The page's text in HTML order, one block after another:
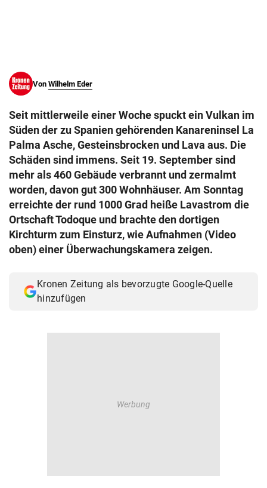
Von Wilhelm Eder
Seit mittlerweile einer Woche spuckt ein Vulkan im
Süden der zu Spanien gehörenden Kanareninsel La
Palma Asche, Gesteinsbrocken und Lava aus. Die
Schäden sind immens. Seit 19. September sind
mehr als 460 Gebäude verbrannt und zermalmt
worden, davon gut 300 Wohnhäuser. Am Sonntag
erreichte der rund 1000 Grad heiße Lavastrom die
Ortschaft Todoque und brachte den dortigen
Kirchturm zum Einsturz, wie Aufnahmen (Video
oben) einer Überwachungskamera zeigen.
Kronen Zeitung als bevorzugte Google-Quelle
hinzufügen